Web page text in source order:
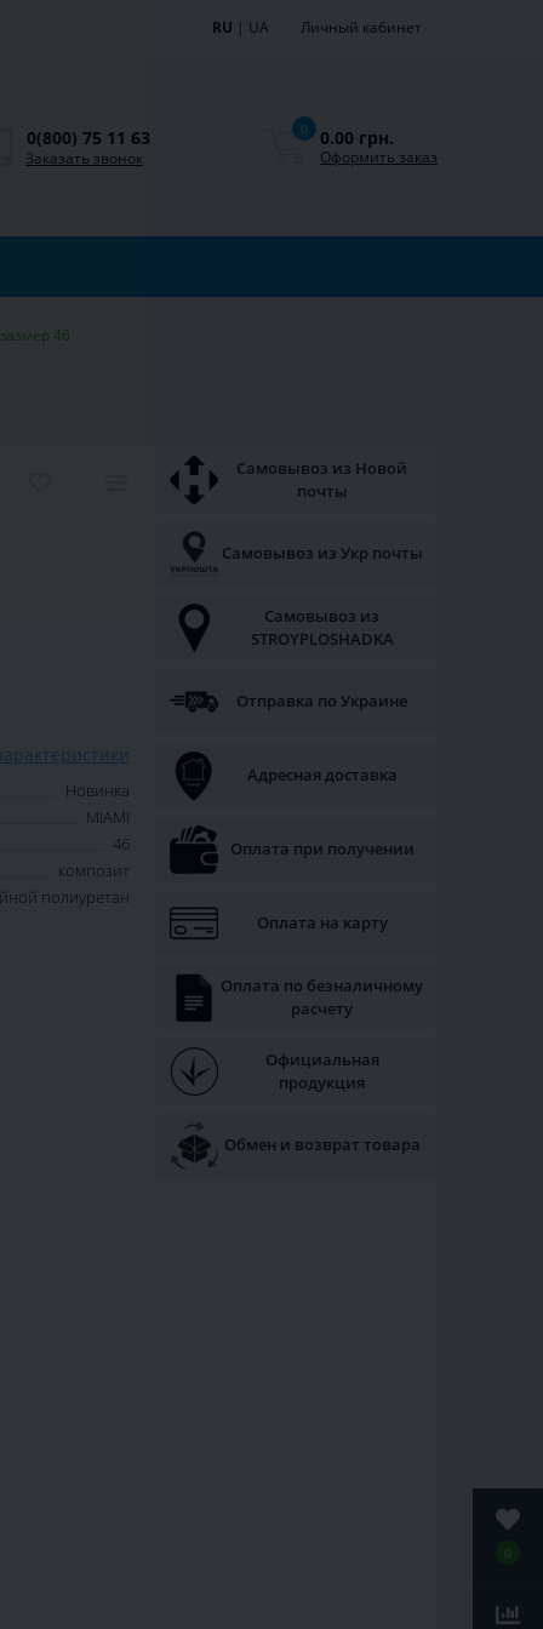
0
RU | UA Личный кабинет
0(800) 75 11 63
Заказать звонок
0 0.00 грн.
Оформить заказ
46
Новинка
MIAMI
46
композит
полиуретан
Самовывоз из Новой
почты
Самовывоз из Укр почты
Самовывоз из
STROYPLOSHADKA
Отправка по Украине
Адресная доставка
Оплата при получении
Оплата на карту
Оплата по безналичному
расчету
Официальная
продукция
Обмен и возврат товара